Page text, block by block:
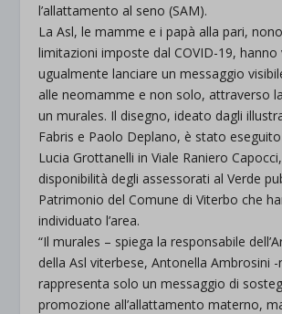
l’allattamento al seno (SAM).
La Asl, le mamme e i papà alla pari,
limitazioni imposte dal COVID-19, hanno
ugualmente lanciare un messaggio
alle neomamme e non solo, attraverso
un murales. Il disegno, ideato dagli
Fabris e Paolo Deplano, è stato eseguito
Lucia Grottanelli in Viale Raniero
disponibilità degli assessorati al Verde
Patrimonio del Comune di Viterbo che
individuato l’area.
“Il murales – spiega la responsabile
della Asl viterbese, Antonella Ambrosini -
rappresenta solo un messaggio di
promozione all’allattamento materno,